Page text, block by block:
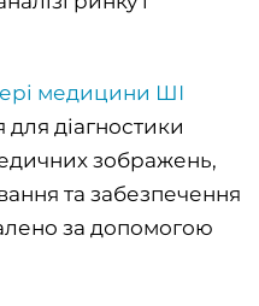
медицини ШІ
діагностики
зображень,
та забезпечення
за допомогою